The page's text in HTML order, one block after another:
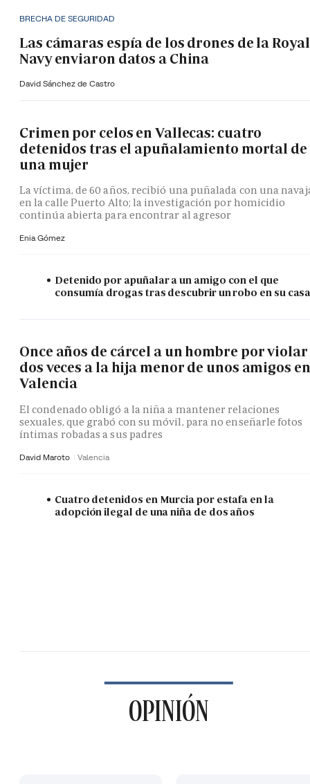
BRECHA DE SEGURIDAD
Las cámaras espía de los drones de la Royal
Navy enviaron datos a China
David Sánchez de Castro
Crimen por celos en Vallecas: cuatro
detenidos tras el apuñalamiento mortal de
una mujer
La víctima, de 60 años, recibió una puñalada con una
en la calle Puerto Alto; la investigación por homicidio
continúa abierta para encontrar al agresor
Enia Gómez
Detenido por apuñalar a un amigo con el que
consumía drogas tras descubrir un robo en su
Once años de cárcel a un hombre por violar
dos veces a la hija menor de unos amigos en
Valencia
El condenado obligó a la niña a mantener relaciones
sexuales, que grabó con su móvil, para no enseñarle fotos
íntimas robadas a sus padres
David Maroto Valencia
Cuatro detenidos en Murcia por estafa en la
adopción ilegal de una niña de dos años
OPINIÓN